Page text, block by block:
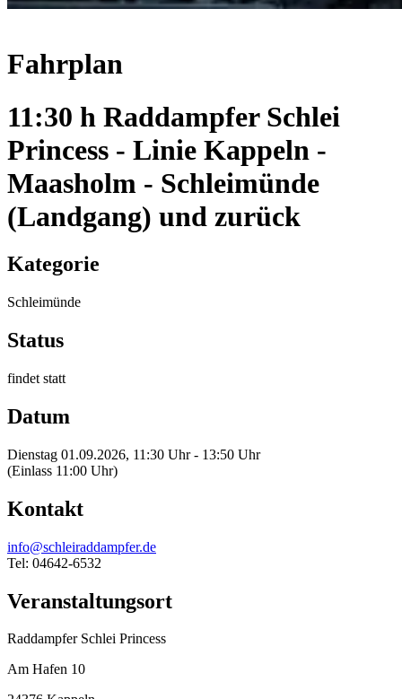
Fahrplan
11:30 h Raddampfer Schlei
Princess - Linie Kappeln -
Maasholm - Schleimünde
(Landgang) und zurück
Kategorie
Schleimünde
Status
findet statt
Datum
Dienstag 01.09.2026, 11:30 Uhr - 13:50 Uhr
(Einlass 11:00 Uhr)
Kontakt
info@schleiraddampfer.de
Tel: 04642-6532
Veranstaltungsort
Raddampfer Schlei Princess
Am Hafen 10